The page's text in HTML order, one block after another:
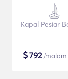
Kapal Pesiar
$792/malam